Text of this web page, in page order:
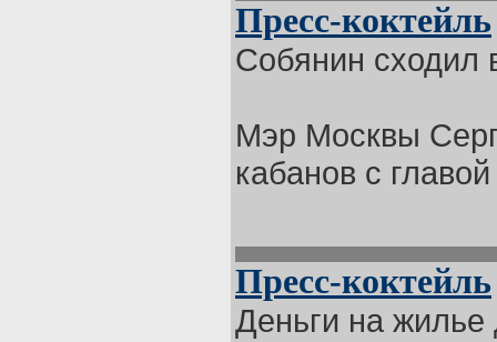
Пресс-коктейль
Собянин сходил
Мэр Москвы
кабанов с
Пресс-коктейль
Деньги на жилье